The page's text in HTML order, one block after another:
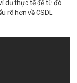
dụ thực tế để từ đó
rõ hơn về CSDL.